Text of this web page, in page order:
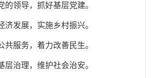
的领导，抓好基层党建。
济发展，实施乡村振兴。
共服务，着力改善民生。
层治理，维护社会治安。